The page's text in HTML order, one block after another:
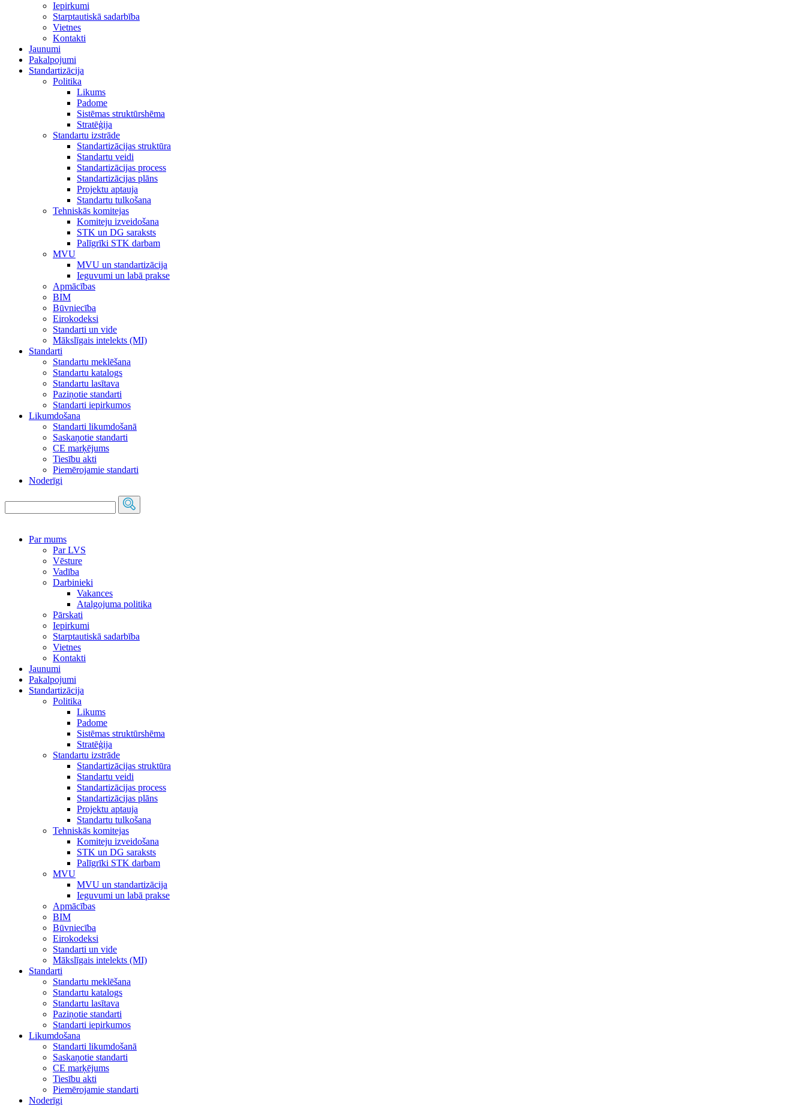
Iepirkumi
Starptautiskā sadarbība
Vietnes
Kontakti
Jaunumi
Pakalpojumi
Standartizācija
Politika
Likums
Padome
Sistēmas struktūrshēma
Stratēģija
Standartu izstrāde
Standartizācijas struktūra
Standartu veidi
Standartizācijas process
Standartizācijas plāns
Projektu aptauja
Standartu tulkošana
Tehniskās komitejas
Komiteju izveidošana
STK un DG saraksts
Palīgrīki STK darbam
MVU
MVU un standartizācija
Ieguvumi un labā prakse
Apmācības
BIM
Būvniecība
Eirokodeksi
Standarti un vide
Mākslīgais intelekts (MI)
Standarti
Standartu meklēšana
Standartu katalogs
Standartu lasītava
Paziņotie standarti
Standarti iepirkumos
Likumdošana
Standarti likumdošanā
Saskaņotie standarti
CE marķējums
Tiesību akti
Piemērojamie standarti
Noderīgi
Par mums
Par LVS
Vēsture
Vadība
Darbinieki
Vakances
Atalgojuma politika
Pārskati
Iepirkumi
Starptautiskā sadarbība
Vietnes
Kontakti
Jaunumi
Pakalpojumi
Standartizācija
Politika
Likums
Padome
Sistēmas struktūrshēma
Stratēģija
Standartu izstrāde
Standartizācijas struktūra
Standartu veidi
Standartizācijas process
Standartizācijas plāns
Projektu aptauja
Standartu tulkošana
Tehniskās komitejas
Komiteju izveidošana
STK un DG saraksts
Palīgrīki STK darbam
MVU
MVU un standartizācija
Ieguvumi un labā prakse
Apmācības
BIM
Būvniecība
Eirokodeksi
Standarti un vide
Mākslīgais intelekts (MI)
Standarti
Standartu meklēšana
Standartu katalogs
Standartu lasītava
Paziņotie standarti
Standarti iepirkumos
Likumdošana
Standarti likumdošanā
Saskaņotie standarti
CE marķējums
Tiesību akti
Piemērojamie standarti
Noderīgi